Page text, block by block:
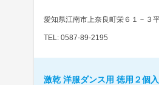
愛知県江南市上奈良町栄６１－３
TEL: 0587-89-2195
激乾 洋服ダンス用 徳用２個入